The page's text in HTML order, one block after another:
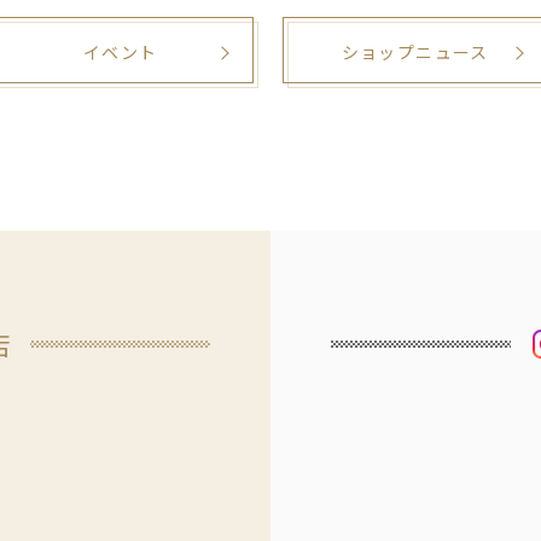
イベント ショップニュース